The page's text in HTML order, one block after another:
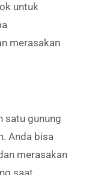
untuk
merasakan
satu gunung
Anda bisa
merasakan
saat